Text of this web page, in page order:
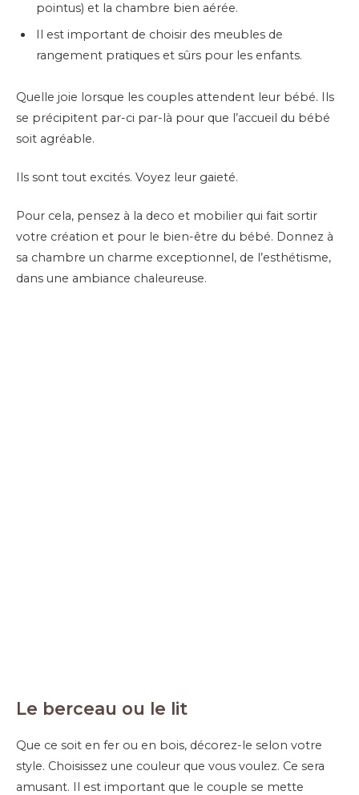
pointus) et la chambre bien aérée.
Il est important de choisir des meubles de
rangement pratiques et sûrs pour les enfants.
Quelle joie lorsque les couples attendent leur bébé. Ils
se précipitent par-ci par-là pour que l’accueil du bébé
soit agréable.
Ils sont tout excités. Voyez leur gaieté.
Pour cela, pensez à la deco et mobilier qui fait sortir
votre création et pour le bien-être du bébé. Donnez à
sa chambre un charme exceptionnel, de l’esthétisme,
dans une ambiance chaleureuse.
Le berceau ou le lit
Que ce soit en fer ou en bois, décorez-le selon votre
style. Choisissez une couleur que vous voulez. Ce sera
amusant. Il est important que le couple se mette